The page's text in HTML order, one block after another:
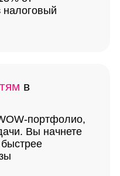
в
портфолио,
Вы начнете
налоговый